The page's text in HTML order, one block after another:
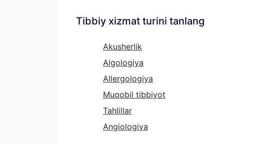
Tibbiy xizmat turini tanlang
Akusherlik
Algologiya
Allergologiya
Muqobil tibbiyot
Tahlillar
Angiologiya